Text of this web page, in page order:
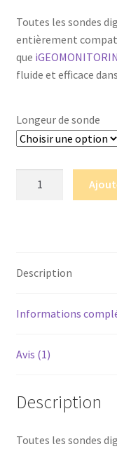
Toutes les sondes
entièrement
que
fluide et efficace
Longeur de sonde
Description
Informations
Avis (1)
Description
Toutes les sondes